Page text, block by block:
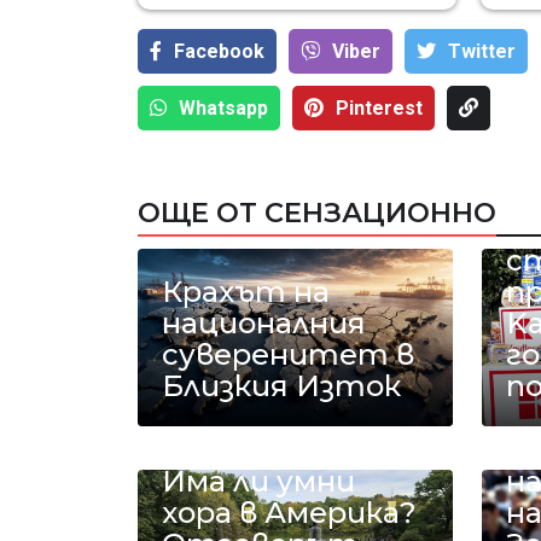
Facebook Viber Тwitter
Whatsapp Pinterest
ОЩЕ ОТ СЕНЗАЦИОННО
Крахът на
националния
суверенитет в
Близкия Изток
Има ли умни
хора в Америка?